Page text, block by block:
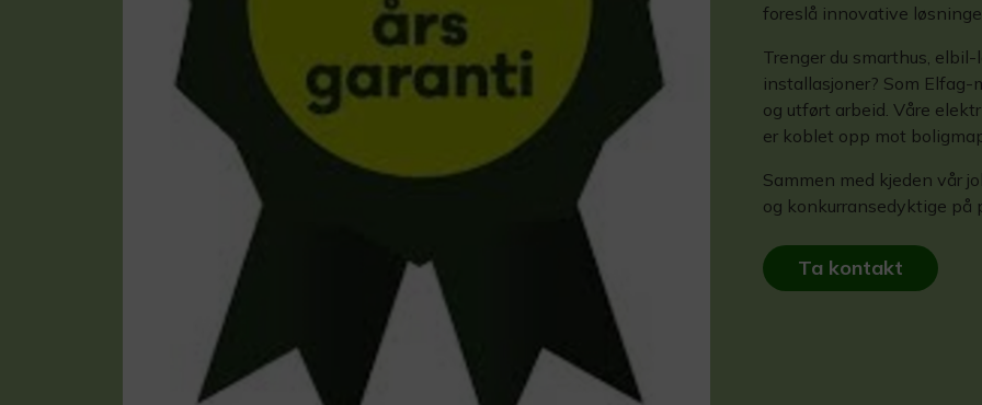
foreslå innovative
Trenger du smarthus,
installasjoner? Som
og utført arbeid. Våre
er koblet opp mot
Sammen med kjeden vår
og konkurransedyktige på
Ta kontakt